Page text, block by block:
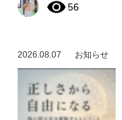
56
2026.08.07 お知らせ